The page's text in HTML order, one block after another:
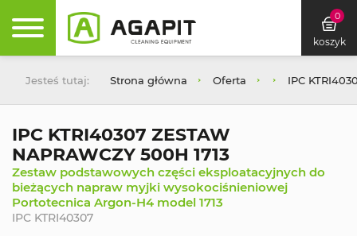
0
koszyk
Jesteś tutaj: Strona główna Oferta IPC
IPC KTRI40307 ZESTAW
NAPRAWCZY 500H 1713
Zestaw podstawowych części eksploatacyjnych do
bieżących napraw myjki wysokociśnieniowej
Portotecnica Argon-H4 model 1713
IPC KTRI40307